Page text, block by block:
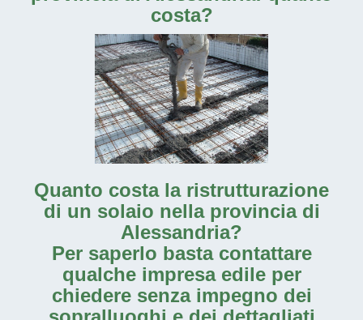
costa?
Quanto costa la ristrutturazione
di un solaio nella provincia di
Alessandria?
Per saperlo basta contattare
qualche impresa edile per
chiedere senza impegno dei